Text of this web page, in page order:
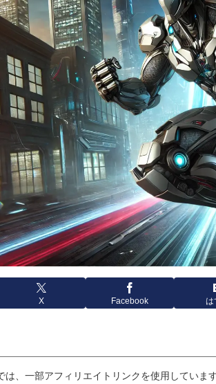
X Facebook は
は、一部アフィリエイトリンクを使用していま